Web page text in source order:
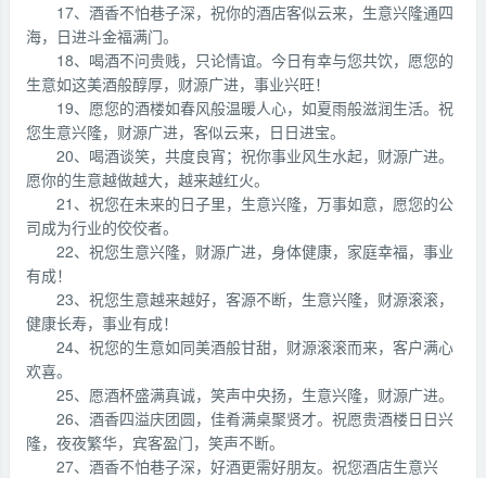
17、酒香不怕巷子深，祝你的酒店客似云来，生意兴隆通四
海，日进斗金福满门。
18、喝酒不问贵贱，只论情谊。今日有幸与您共饮，愿您的
生意如这美酒般醇厚，财源广进，事业兴旺！
19、愿您的酒楼如春风般温暖人心，如夏雨般滋润生活。祝
您生意兴隆，财源广进，客似云来，日日进宝。
20、喝酒谈笑，共度良宵；祝你事业风生水起，财源广进。
愿你的生意越做越大，越来越红火。
21、祝您在未来的日子里，生意兴隆，万事如意，愿您的公
司成为行业的佼佼者。
22、祝您生意兴隆，财源广进，身体健康，家庭幸福，事业
有成！
23、祝您生意越来越好，客源不断，生意兴隆，财源滚滚，
健康长寿，事业有成！
24、祝您的生意如同美酒般甘甜，财源滚滚而来，客户满心
欢喜。
25、愿酒杯盛满真诚，笑声中央扬，生意兴隆，财源广进。
26、酒香四溢庆团圆，佳肴满桌聚贤才。祝愿贵酒楼日日兴
隆，夜夜繁华，宾客盈门，笑声不断。
27、酒香不怕巷子深，好酒更需好朋友。祝您酒店生意兴